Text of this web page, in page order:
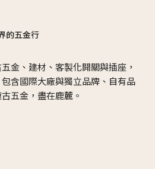
的五金行
金、建材、客製化開關與插座，
含國際大廠與獨立品牌、自有品
五金，盡在鹿麓。